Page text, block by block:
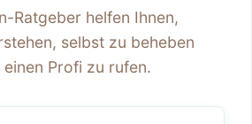
Ratgeber helfen Ihnen,
selbst zu beheben
Profi zu rufen.